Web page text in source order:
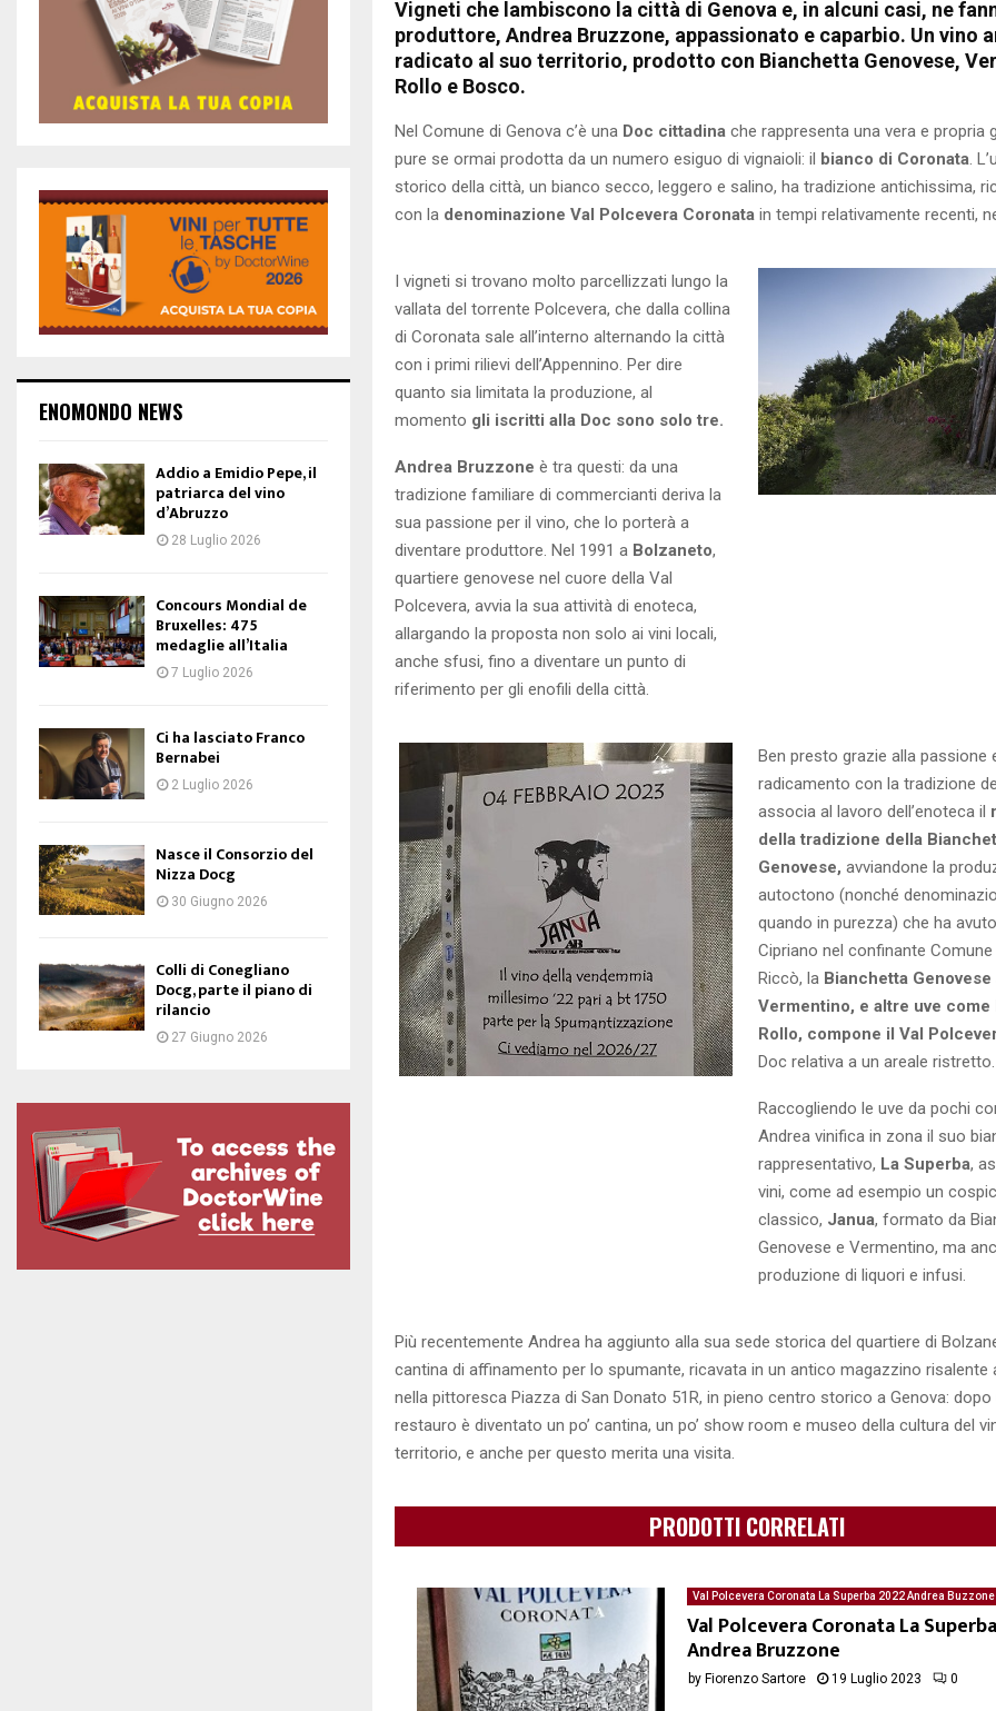
Vigneti che lambiscono la città di Genova e, in alcuni casi, ne
produttore, Andrea Bruzzone, appassionato e caparbio. Un vino
radicato al suo territorio, prodotto con Bianchetta Genovese,
Rollo e Bosco.
Nel Comune di Genova c’è una Doc cittadina che rappresenta una vera e propria
pure se ormai prodotta da un numero esiguo di vignaioli: il bianco di Coronata .
storico della città, un bianco secco, leggero e salino, ha tradizione antichissima,
con la denominazione Val Polcevera Coronata in tempi relativamente recenti,
I vigneti si trovano molto parcellizzati lungo la
vallata del torrente Polcevera, che dalla collina
di Coronata sale all’interno alternando la città
con i primi rilievi dell’Appennino. Per dire
quanto sia limitata la produzione, al
momento gli iscritti alla Doc sono solo tre.
Andrea Bruzzone è tra questi: da una
tradizione familiare di commercianti deriva la
sua passione per il vino, che lo porterà a
diventare produttore. Nel 1991 a Bolzaneto,
quartiere genovese nel cuore della Val
Polcevera, avvia la sua attività di enoteca,
allargando la proposta non solo ai vini locali,
anche sfusi, fino a diventare un punto di
riferimento per gli enofili della città.
Ben presto grazie alla passione
radicamento con la tradizione
associa al lavoro dell’enoteca il
della tradizione della
Genovese, avviandone la
autoctono (nonché
quando in purezza) che ha
Cipriano nel confinante Comune
Riccò, la Bianchetta Genovese
Vermentino, e altre uve come
Rollo, compone il Val
Doc relativa a un areale ristretto.
Raccogliendo le uve da pochi
Andrea vinifica in zona il suo
rappresentativo, La Superba,
vini, come ad esempio un
classico, Janua, formato da
Genovese e Vermentino, ma
produzione di liquori e infusi.
Più recentemente Andrea ha aggiunto alla sua sede storica del quartiere di
cantina di affinamento per lo spumante, ricavata in un antico magazzino risalente
nella pittoresca Piazza di San Donato 51R, in pieno centro storico a Genova: dopo
restauro è diventato un po’ cantina, un po’ show room e museo della cultura del
territorio, e anche per questo merita una visita.
PRODOTTI CORRELATI
Val Polcevera Coronata La Superba 2022 Andrea Buzzone
Val Polcevera Coronata La
Andrea Bruzzone
by Fiorenzo Sartore 19 Luglio 2023 0
ENOMONDO NEWS
Addio a Emidio Pepe, il
patriarca del vino
d’Abruzzo
28 Luglio 2026
Concours Mondial de
Bruxelles: 475
medaglie all’Italia
7 Luglio 2026
Ci ha lasciato Franco
Bernabei
2 Luglio 2026
Nasce il Consorzio del
Nizza Docg
30 Giugno 2026
Colli di Conegliano
Docg, parte il piano di
rilancio
27 Giugno 2026